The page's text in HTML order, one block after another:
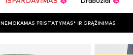
NEMOKAMAS PRISTATYMAS* IR GRĄŽINIMAS